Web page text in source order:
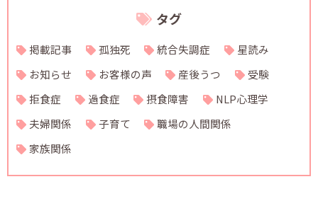
タグ
掲載記事 孤独死 統合失調症
星読み
お知らせ
お客様の声 産後うつ
受験
拒食症
過食症 摂食障害
NLP心理学
夫婦関係
子育て
職場の人間関係
家族関係